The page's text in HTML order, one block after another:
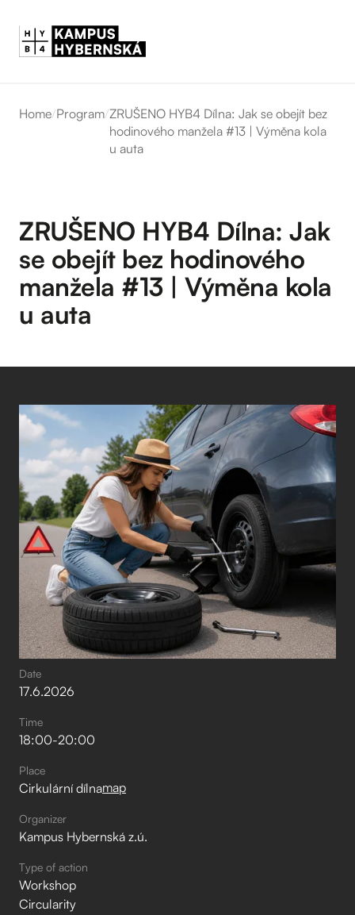
Home/Program/ZRUŠENO HYB4 Dílna: Jak se obejít bez
hodinového manžela #13 | Výměna kola
u auta
ZRUŠENO HYB4 Dílna: Jak
se obejít bez hodinového
manžela #13 | Výměna kola
u auta
Date
17.6.2026
Time
18:00-20:00
Place
Cirkulární dílnamap
Organizer
Kampus Hybernská z.ú.
Type of action
Workshop
Circularity